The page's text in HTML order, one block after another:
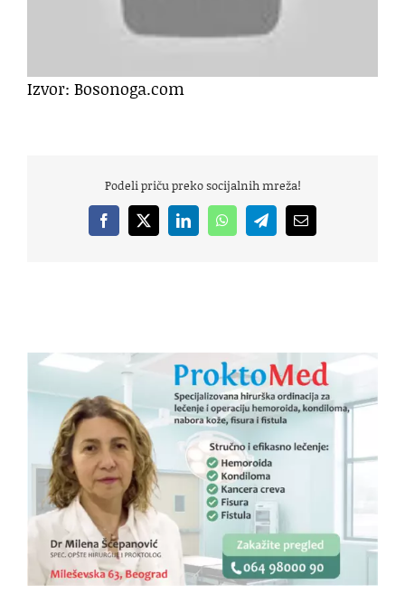
Izvor: Bosonoga.com
Podeli priču preko socijalnih mreža!
Facebook
X LinkedInWhatsAppTelegramEmail